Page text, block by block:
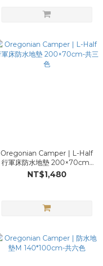
Oregonian Camper | L-Half
行軍床防水地墊 200×70cm-
共三色
NT$1,480